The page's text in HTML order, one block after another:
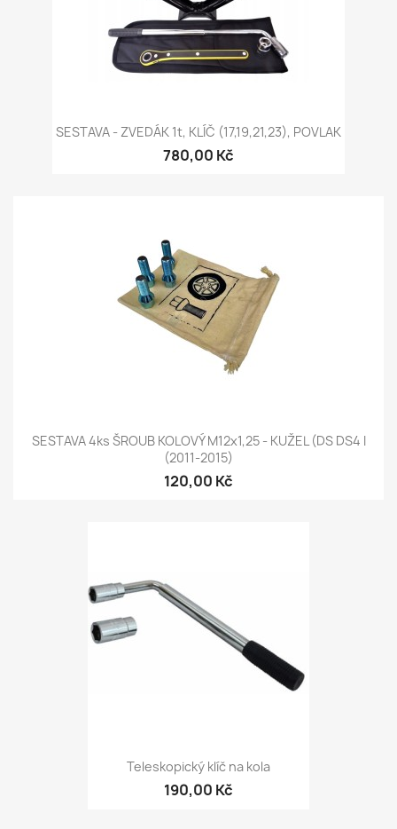
SESTAVA - ZVEDÁK 1t, KLÍČ (17,19,21,23), POVLAK
780,00 Kč
SESTAVA 4ks ŠROUB KOLOVÝ M12x1,25 - KUŽEL (DS DS4 I
(2011-2015)
120,00 Kč
Teleskopický klíč na kola
190,00 Kč